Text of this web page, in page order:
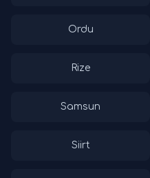
Ordu
Rize
Samsun
Siirt